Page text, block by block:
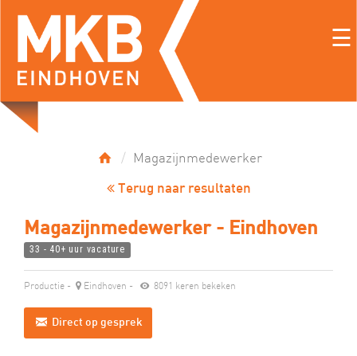
☰
Magazijnmedewerker
Terug naar resultaten
Magazijnmedewerker - Eindhoven
33 - 40+ uur vacature
Productie - Eindhoven - 8091 keren bekeken
Direct op gesprek